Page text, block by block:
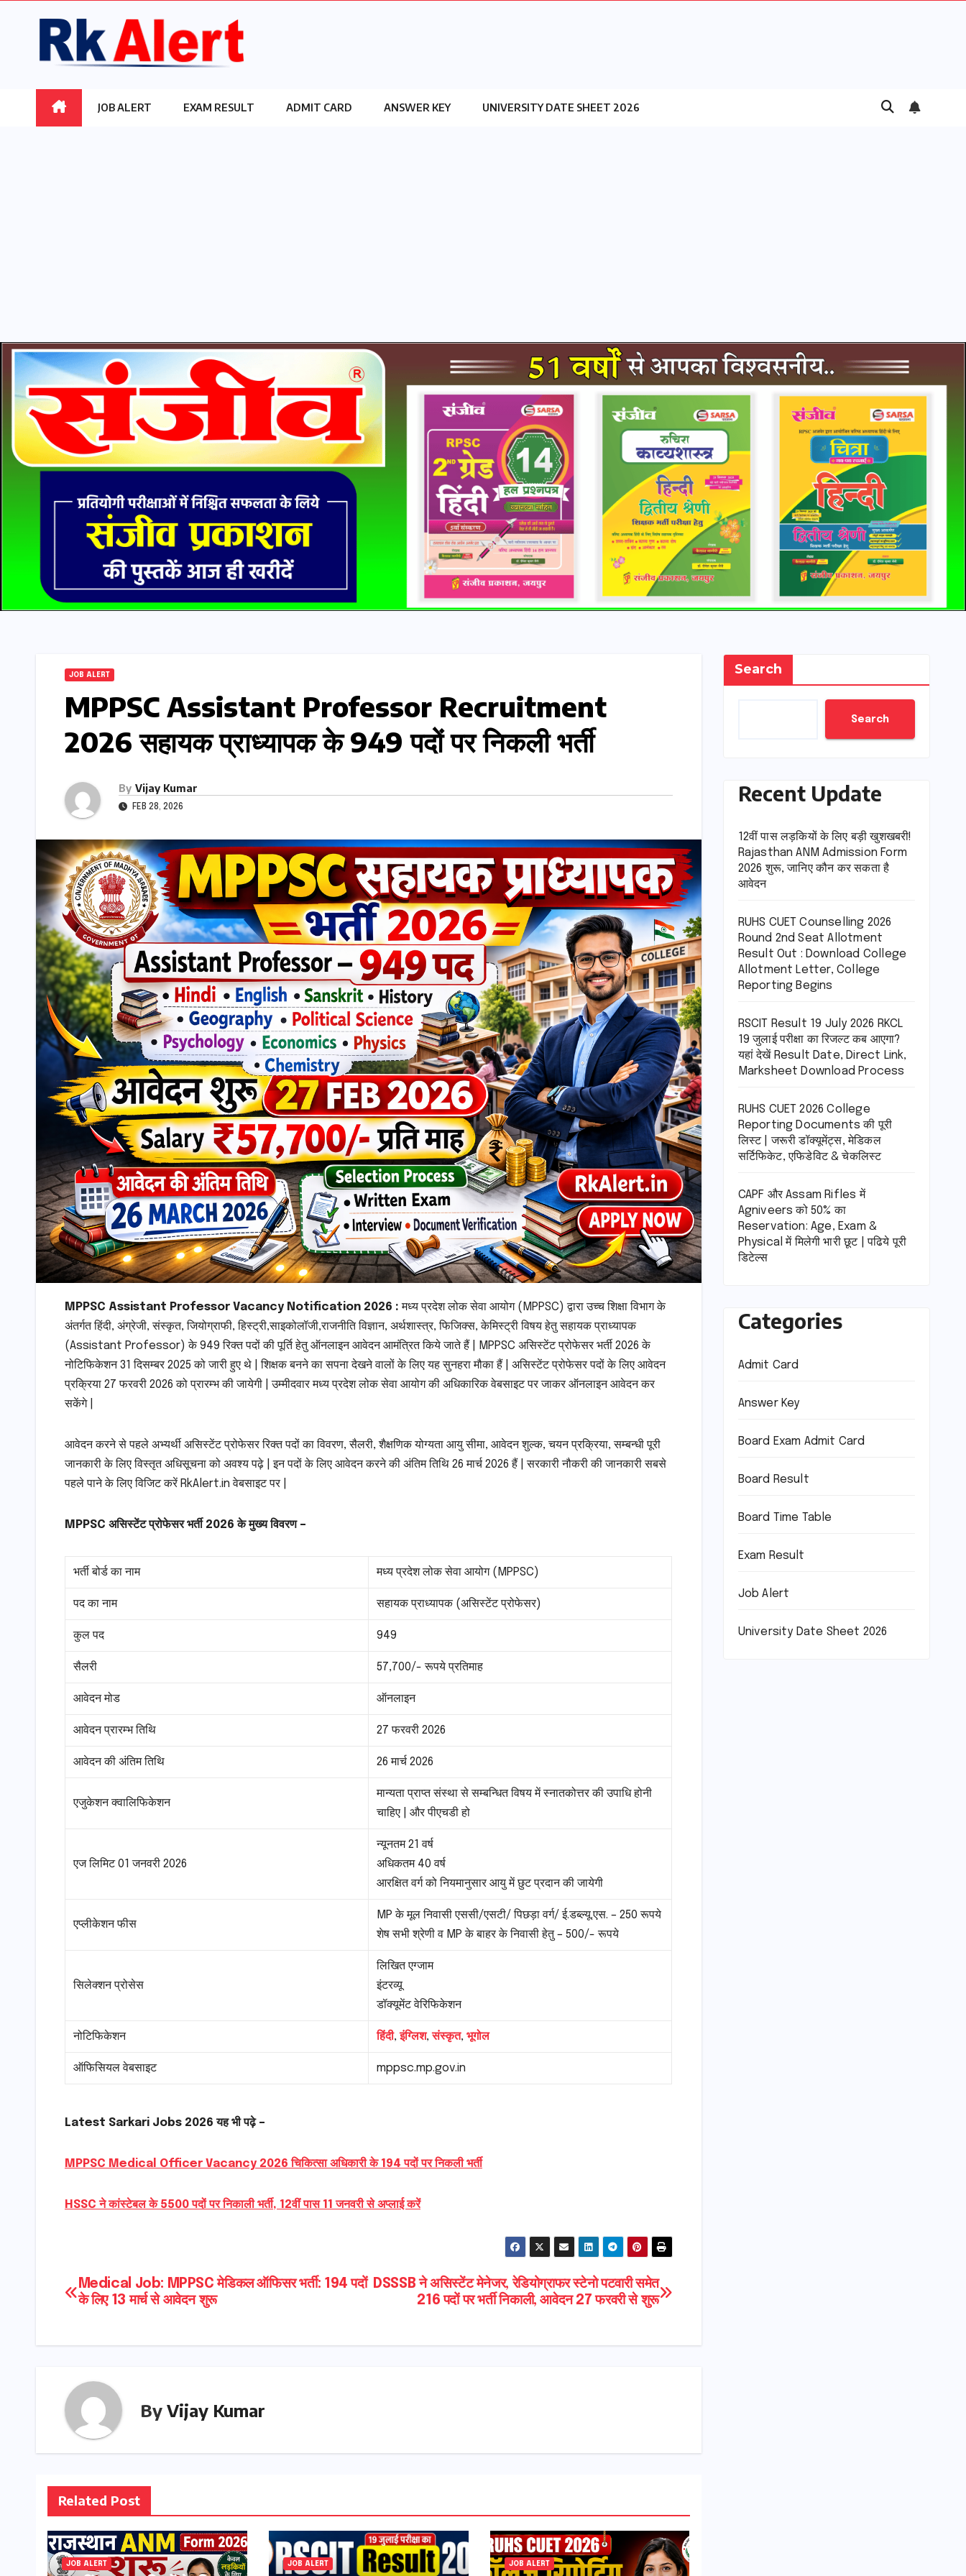
JOB ALERT EXAM RESULT ADMIT CARD ANSWER KEY UNIVERSITY DATE SHEET 2026
JOB ALERT
MPPSC Assistant Professor Recruitment
2026 सहायक प्राध्यापक के 949 पदों पर निकली भर्ती
By Vijay Kumar
FEB 28, 2026
MPPSC Assistant Professor Vacancy Notification 2026 : मध्य प्रदेश लोक सेवा आयोग (MPPSC) द्वारा उच्च शिक्षा विभाग के
अंतर्गत हिंदी, अंग्रेजी, संस्कृत, जियोग्राफी, हिस्ट्री,साइकोलॉजी,राजनीति विज्ञान, अर्थशास्त्र, फिजिक्स, केमिस्ट्री विषय हेतु सहायक प्राध्यापक
(Assistant Professor) के 949 रिक्त पदों की पूर्ति हेतु ऑनलाइन आवेदन आमंत्रित किये जाते हैं | MPPSC असिस्टेंट प्रोफेसर भर्ती 2026 के
नोटिफिकेशन 31 दिसम्बर 2025 को जारी हुए थे | शिक्षक बनने का सपना देखने वालों के लिए यह सुनहरा मौका हैं | असिस्टेंट प्रोफेसर पदों के लिए आवेदन
प्रक्रिया 27 फरवरी 2026 को प्रारम्भ की जायेगी | उम्मीदवार मध्य प्रदेश लोक सेवा आयोग की अधिकारिक वेबसाइट पर जाकर ऑनलाइन आवेदन कर
सकेंगे |
आवेदन करने से पहले अभ्यर्थी असिस्टेंट प्रोफेसर रिक्त पदों का विवरण, सैलरी, शैक्षणिक योग्यता आयु सीमा, आवेदन शुल्क, चयन प्रक्रिया, सम्बन्धी पूरी
जानकारी के लिए विस्तृत अधिसूचना को अवश्य पढ़े | इन पदों के लिए आवेदन करने की अंतिम तिथि 26 मार्च 2026 हैं | सरकारी नौकरी की जानकारी सबसे
पहले पाने के लिए विजिट करें RkAlert.in वेबसाइट पर |
MPPSC असिस्टेंट प्रोफेसर भर्ती 2026 के मुख्य विवरण –
भर्ती बोर्ड का नाम मध्य प्रदेश लोक सेवा आयोग (MPPSC)
पद का नाम सहायक प्राध्यापक (असिस्टेंट प्रोफेसर)
कुल पद 949
सैलरी 57,700/- रूपये प्रतिमाह
आवेदन मोड ऑनलाइन
आवेदन प्रारम्भ तिथि 27 फरवरी 2026
आवेदन की अंतिम तिथि 26 मार्च 2026
एजुकेशन क्वालिफिकेशन
मान्यता प्राप्त संस्था से सम्बन्धित विषय में स्नातकोत्तर की उपाधि होनी
चाहिए | और पीएचडी हो
एज लिमिट 01 जनवरी 2026
न्यूनतम 21 वर्ष
अधिकतम 40 वर्ष
आरक्षित वर्ग को नियमानुसार आयु में छुट प्रदान की जायेगी
एप्लीकेशन फीस
MP के मूल निवासी एससी/एसटी/ पिछड़ा वर्ग/ ई.डब्ल्यू.एस. – 250 रूपये
शेष सभी श्रेणी व MP के बाहर के निवासी हेतु – 500/- रूपये
सिलेक्शन प्रोसेस
लिखित एग्जाम
इंटरव्यू
डॉक्यूमेंट वेरिफिकेशन
नोटिफिकेशन हिंदी,इंग्लिश,संस्कृत,भूगोल
ऑफिसियल वेबसाइट mppsc.mp.gov.in
Latest Sarkari Jobs 2026 यह भी पढ़े –
MPPSC Medical Officer Vacancy 2026 चिकित्सा अधिकारी के 194 पदों पर निकली भर्ती
HSSC ने कांस्टेबल के 5500 पदों पर निकाली भर्ती, 12वीं पास 11 जनवरी से अप्लाई करें
Post
DSSSB ने असिस्टेंट मेनेजर, रेडियोग्राफर स्टेनो पटवारी समेत
216 पदों पर भर्ती निकाली, आवेदन 27 फरवरी से शुरू
Medical Job: MPPSC मेडिकल ऑफिसर भर्ती: 194 पदों
के लिए 13 मार्च से आवेदन शुरू
By Vijay Kumar
Related Post
JOB ALERT JOB ALERT JOB ALERT
Search
Search
Recent Update
12वीं पास लड़कियों के लिए बड़ी खुशखबरी!
Rajasthan ANM Admission Form
2026 शुरू, जानिए कौन कर सकता है
आवेदन
RUHS CUET Counselling 2026
Round 2nd Seat Allotment
Result Out : Download College
Allotment Letter, College
Reporting Begins
RSCIT Result 19 July 2026 RKCL
19 जुलाई परीक्षा का रिजल्ट कब आएगा?
यहां देखें Result Date, Direct Link,
Marksheet Download Process
RUHS CUET 2026 College
Reporting Documents की पूरी
लिस्ट | जरूरी डॉक्यूमेंट्स, मेडिकल
सर्टिफिकेट, एफिडेविट & चेकलिस्ट
CAPF और Assam Rifles में
Agniveers को 50% का
Reservation: Age, Exam &
Physical में मिलेगी भारी छूट | पढिये पूरी
डिटेल्स
Categories
Admit Card
Answer Key
Board Exam Admit Card
Board Result
Board Time Table
Exam Result
Job Alert
University Date Sheet 2026